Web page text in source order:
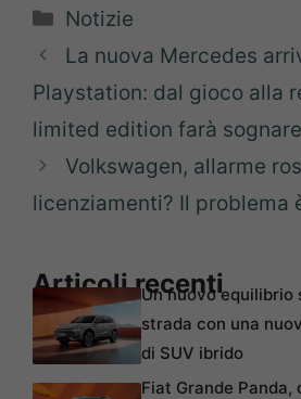
Categorie
Notizie
La nuova Mercedes
Playstation: dal gioco alla
limited edition farà sognare
Volkswagen, allarme
licenziamenti? Il problema
Articoli recenti
Un nuovo equilibrio
strada con una
di SUV ibrido
Fiat Grande Panda,